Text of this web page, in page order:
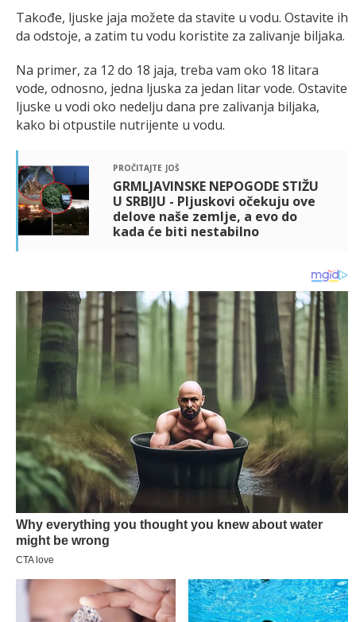
Takođe, ljuske jaja možete da stavite u vodu. Ostavite ih
da odstoje, a zatim tu vodu koristite za zalivanje biljaka.
Na primer, za 12 do 18 jaja, treba vam oko 18 litara
vode, odnosno, jedna ljuska za jedan litar vode. Ostavite
ljuske u vodi oko nedelju dana pre zalivanja biljaka,
kako bi otpustile nutrijente u vodu.
pročitajte još
GRMLJAVINSKE NEPOGODE STIŽU
U SRBIJU - Pljuskovi očekuju ove
delove naše zemlje, a evo do
kada će biti nestabilno